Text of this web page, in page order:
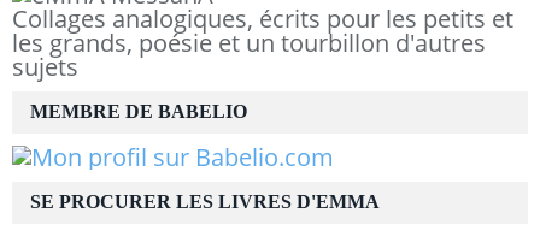
Collages analogiques, écrits pour les petits et
les grands, poésie et un tourbillon d'autres
sujets
MEMBRE DE BABELIO
SE PROCURER LES LIVRES D'EMMA